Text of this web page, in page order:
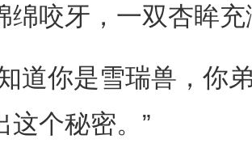
咬牙，一双杏眸充
你是雪瑞兽，你弟
这个秘密。”